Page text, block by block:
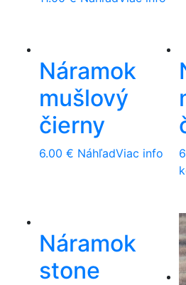
Náramok
mušlový
čierny
6.00 € NáhľadViac info
Náramok
stone